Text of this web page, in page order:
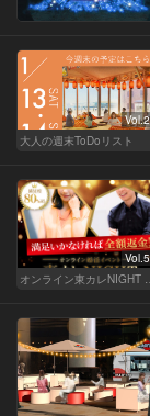
大人の週末ToDoリスト